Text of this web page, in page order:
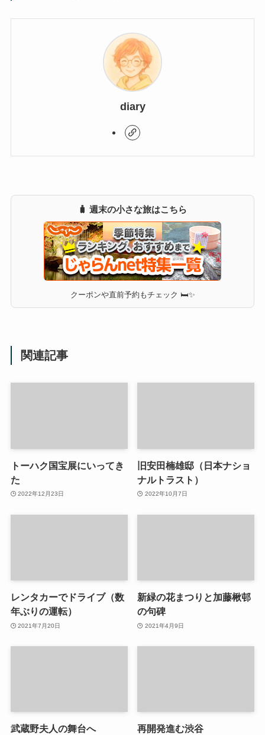
diary
🧳 週末の小さな旅はこちら
クーポンや直前予約もチェック 🛏✨
関連記事
トーハク国宝展にいってき
た
2022年12月23日
旧安田楠雄邸（日本ナショ
ナルトラスト）
2022年10月7日
レンタカーでドライブ（数
年ぶりの運転）
2021年7月20日
新緑の花まつりと加藤楸邨
の句碑
2021年4月9日
武蔵野夫人の舞台へ 再開発進む渋谷